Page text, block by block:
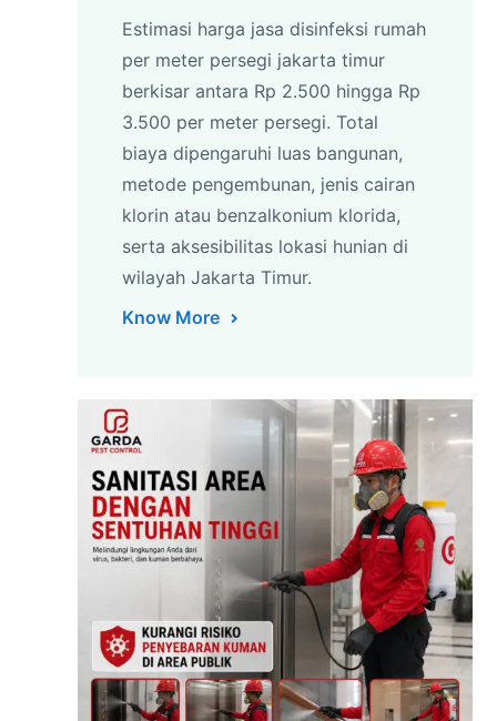
Estimasi harga jasa disinfeksi rumah
per meter persegi jakarta timur
berkisar antara Rp 2.500 hingga Rp
3.500 per meter persegi. Total
biaya dipengaruhi luas bangunan,
metode pengembunan, jenis cairan
klorin atau benzalkonium klorida,
serta aksesibilitas lokasi hunian di
wilayah Jakarta Timur.
Know More